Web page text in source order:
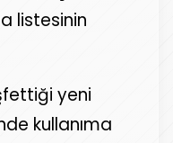
listesinin
yeni
kullanıma